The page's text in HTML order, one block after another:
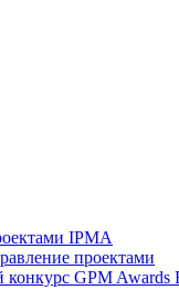
IPMA
проектами
GPM Awards